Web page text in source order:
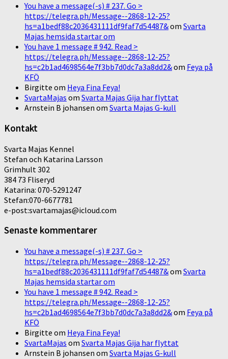
You have a message(-s) # 237. Go >
https://telegra.ph/Message--2868-12-25?
hs=a1bedf88c2036431111df9faf7d54487&om Svarta
Majas hemsida startar om
You have 1 message # 942. Read >
https://telegra.ph/Message--2868-12-25?
hs=c2b1ad4698564e7f3bb7d0dc7a3a8dd2&om Feya på
KFÖ
Birgitte om Heya Fina Feya!
SvartaMajas om Svarta Majas Gija har flyttat
Arnstein B johansen om Svarta Majas G-kull
Kontakt
Svarta Majas Kennel
Stefan och Katarina Larsson
Grimhult 302
384 73 Fliseryd
Katarina: 070-5291247
Stefan:070-6677781
e-post:svartamajas@icloud.com
Senaste kommentarer
You have a message(-s) # 237. Go >
https://telegra.ph/Message--2868-12-25?
hs=a1bedf88c2036431111df9faf7d54487&om Svarta
Majas hemsida startar om
You have 1 message # 942. Read >
https://telegra.ph/Message--2868-12-25?
hs=c2b1ad4698564e7f3bb7d0dc7a3a8dd2&om Feya på
KFÖ
Birgitte om Heya Fina Feya!
SvartaMajas om Svarta Majas Gija har flyttat
Arnstein B johansen om Svarta Majas G-kull